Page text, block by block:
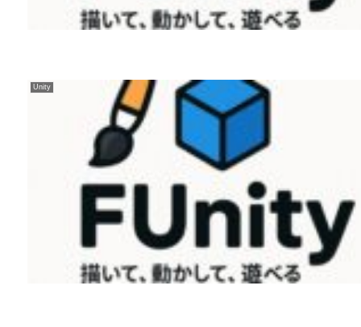
Unity